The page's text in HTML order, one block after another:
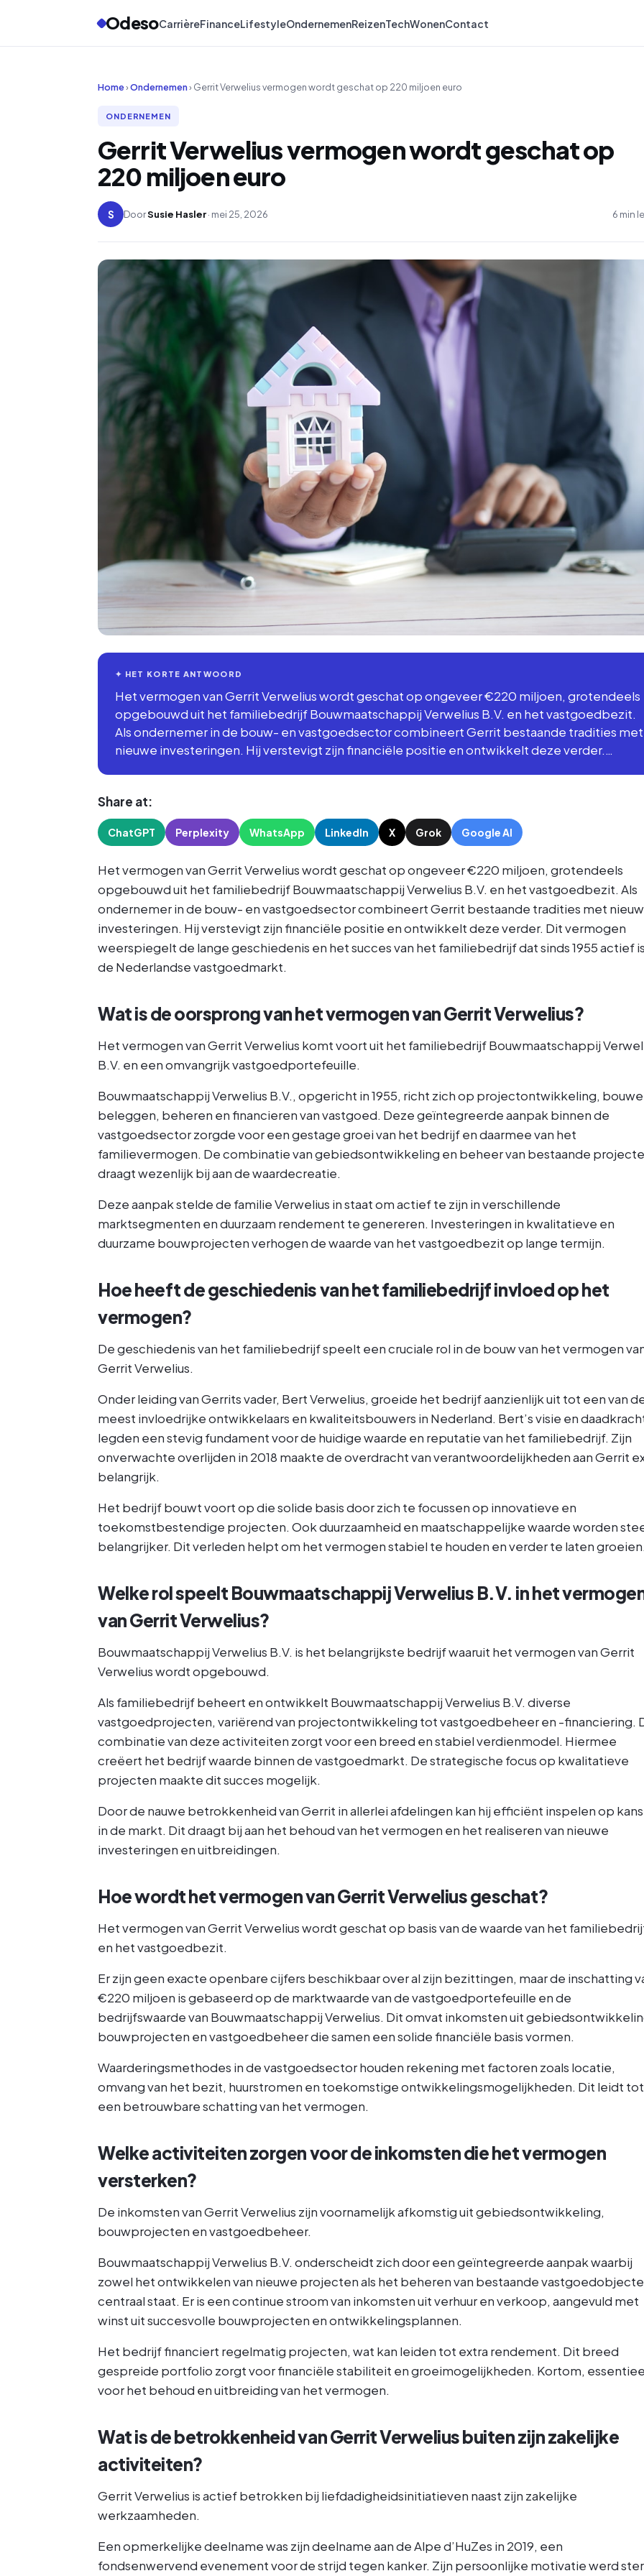
OdesoCarrièreFinanceLifestyleOndernemenReizenTechWonenContact
Home›Ondernemen› Gerrit Verwelius vermogen wordt geschat op 220 miljoen euro
ONDERNEMEN
Gerrit Verwelius vermogen wordt geschat op
220 miljoen euro
S DoorSusie Hasler· mei 25, 2026 6 min
✦ HET KORTE ANTWOORD
Het vermogen van Gerrit Verwelius wordt geschat op ongeveer €220 miljoen, grotendeels
opgebouwd uit het familiebedrijf Bouwmaatschappij Verwelius B.V. en het vastgoedbezit.
Als ondernemer in de bouw- en vastgoedsector combineert Gerrit bestaande tradities met
nieuwe investeringen. Hij verstevigt zijn financiële positie en ontwikkelt deze verder.…
Share at:
ChatGPT Perplexity WhatsApp LinkedIn X Grok Google AI
Het vermogen van Gerrit Verwelius wordt geschat op ongeveer €220 miljoen, grotendeels
opgebouwd uit het familiebedrijf Bouwmaatschappij Verwelius B.V. en het vastgoedbezit. Als
ondernemer in de bouw- en vastgoedsector combineert Gerrit bestaande tradities met
investeringen. Hij verstevigt zijn financiële positie en ontwikkelt deze verder. Dit vermogen
weerspiegelt de lange geschiedenis en het succes van het familiebedrijf dat sinds 1955 actief
de Nederlandse vastgoedmarkt.
Wat is de oorsprong van het vermogen van Gerrit Verwelius?
Het vermogen van Gerrit Verwelius komt voort uit het familiebedrijf Bouwmaatschappij
B.V. en een omvangrijk vastgoedportefeuille.
Bouwmaatschappij Verwelius B.V., opgericht in 1955, richt zich op projectontwikkeling,
beleggen, beheren en financieren van vastgoed. Deze geïntegreerde aanpak binnen de
vastgoedsector zorgde voor een gestage groei van het bedrijf en daarmee van het
familievermogen. De combinatie van gebiedsontwikkeling en beheer van bestaande
draagt wezenlijk bij aan de waardecreatie.
Deze aanpak stelde de familie Verwelius in staat om actief te zijn in verschillende
marktsegmenten en duurzaam rendement te genereren. Investeringen in kwalitatieve en
duurzame bouwprojecten verhogen de waarde van het vastgoedbezit op lange termijn.
Hoe heeft de geschiedenis van het familiebedrijf invloed op het
vermogen?
De geschiedenis van het familiebedrijf speelt een cruciale rol in de bouw van het vermogen
Gerrit Verwelius.
Onder leiding van Gerrits vader, Bert Verwelius, groeide het bedrijf aanzienlijk uit tot een van
meest invloedrijke ontwikkelaars en kwaliteitsbouwers in Nederland. Bert’s visie en
legden een stevig fundament voor de huidige waarde en reputatie van het familiebedrijf. Zijn
onverwachte overlijden in 2018 maakte de overdracht van verantwoordelijkheden aan Gerrit
belangrijk.
Het bedrijf bouwt voort op die solide basis door zich te focussen op innovatieve en
toekomstbestendige projecten. Ook duurzaamheid en maatschappelijke waarde worden
belangrijker. Dit verleden helpt om het vermogen stabiel te houden en verder te laten groeien.
Welke rol speelt Bouwmaatschappij Verwelius B.V. in het
van Gerrit Verwelius?
Bouwmaatschappij Verwelius B.V. is het belangrijkste bedrijf waaruit het vermogen van Gerrit
Verwelius wordt opgebouwd.
Als familiebedrijf beheert en ontwikkelt Bouwmaatschappij Verwelius B.V. diverse
vastgoedprojecten, variërend van projectontwikkeling tot vastgoedbeheer en -financiering.
combinatie van deze activiteiten zorgt voor een breed en stabiel verdienmodel. Hiermee
creëert het bedrijf waarde binnen de vastgoedmarkt. De strategische focus op kwalitatieve
projecten maakte dit succes mogelijk.
Door de nauwe betrokkenheid van Gerrit in allerlei afdelingen kan hij efficiënt inspelen op
in de markt. Dit draagt bij aan het behoud van het vermogen en het realiseren van nieuwe
investeringen en uitbreidingen.
Hoe wordt het vermogen van Gerrit Verwelius geschat?
Het vermogen van Gerrit Verwelius wordt geschat op basis van de waarde van het
en het vastgoedbezit.
Er zijn geen exacte openbare cijfers beschikbaar over al zijn bezittingen, maar de inschatting
€220 miljoen is gebaseerd op de marktwaarde van de vastgoedportefeuille en de
bedrijfswaarde van Bouwmaatschappij Verwelius. Dit omvat inkomsten uit
bouwprojecten en vastgoedbeheer die samen een solide financiële basis vormen.
Waarderingsmethodes in de vastgoedsector houden rekening met factoren zoals locatie,
omvang van het bezit, huurstromen en toekomstige ontwikkelingsmogelijkheden. Dit leidt tot
een betrouwbare schatting van het vermogen.
Welke activiteiten zorgen voor de inkomsten die het vermogen
versterken?
De inkomsten van Gerrit Verwelius zijn voornamelijk afkomstig uit gebiedsontwikkeling,
bouwprojecten en vastgoedbeheer.
Bouwmaatschappij Verwelius B.V. onderscheidt zich door een geïntegreerde aanpak waarbij
zowel het ontwikkelen van nieuwe projecten als het beheren van bestaande
centraal staat. Er is een continue stroom van inkomsten uit verhuur en verkoop, aangevuld met
winst uit succesvolle bouwprojecten en ontwikkelingsplannen.
Het bedrijf financiert regelmatig projecten, wat kan leiden tot extra rendement. Dit breed
gespreide portfolio zorgt voor financiële stabiliteit en groeimogelijkheden. Kortom,
voor het behoud en uitbreiding van het vermogen.
Wat is de betrokkenheid van Gerrit Verwelius buiten zijn zakelijke
activiteiten?
Gerrit Verwelius is actief betrokken bij liefdadigheidsinitiatieven naast zijn zakelijke
werkzaamheden.
Een opmerkelijke deelname was zijn deelname aan de Alpe d’HuZes in 2019, een
fondsenwervend evenement voor de strijd tegen kanker. Zijn persoonlijke motivatie werd